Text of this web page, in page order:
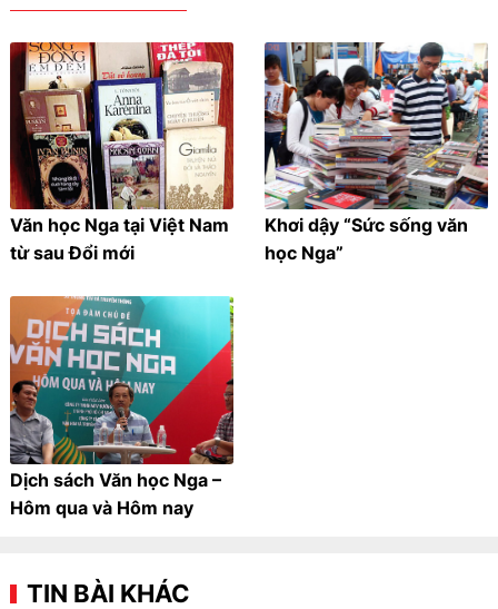
Văn học Nga tại Việt Nam
từ sau Đổi mới
Khơi dậy “Sức sống văn
học Nga”
Dịch sách Văn học Nga –
Hôm qua và Hôm nay
TIN BÀI KHÁC